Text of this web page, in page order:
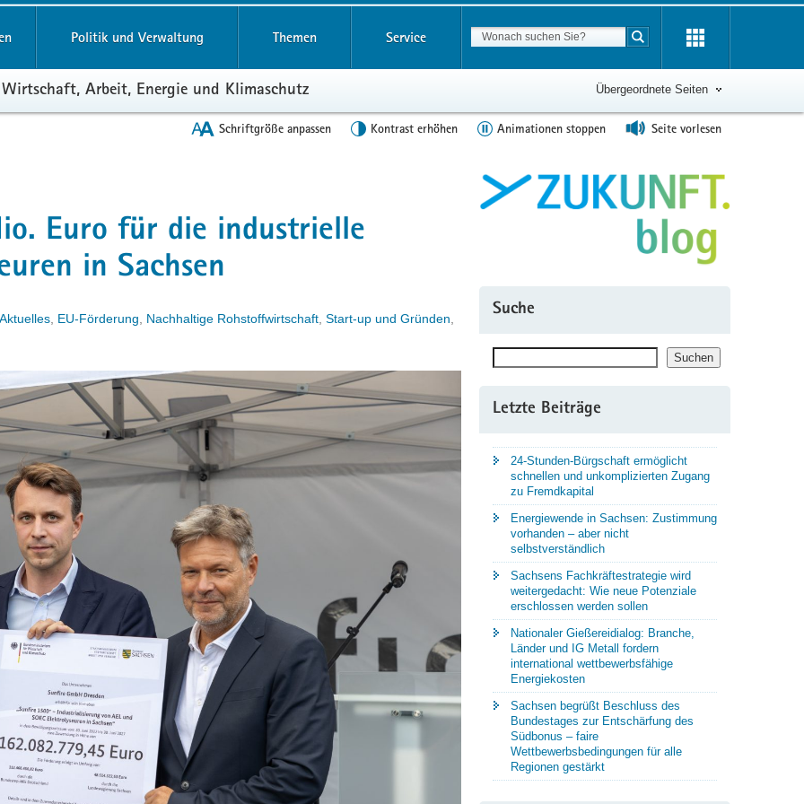
Politik und Verwaltung Themen Service Suchbegriff
Suche starten
Arbeit, Energie und Klimaschutz Übergeordnete Seiten
Schriftgröße anpassen Kontrast erhöhen Animationen stoppen Seite vorlesen
Euro für die industrielle
in Sachsen
Aktuelles EU-Förderung Nachhaltige Rohstoffwirtschaft Start-up und Gründen Suche
Suchen
Letzte Beiträge
24-Stunden-Bürgschaft ermöglicht
schnellen und unkomplizierten Zugang
zu Fremdkapital
Energiewende in Sachsen: Zustimmung
vorhanden – aber nicht
selbstverständlich
Sachsens Fachkräftestrategie wird
weitergedacht: Wie neue Potenziale
erschlossen werden sollen
Nationaler Gießereidialog: Branche,
Länder und IG Metall fordern
international wettbewerbsfähige
Energiekosten
Sachsen begrüßt Beschluss des
Bundestages zur Entschärfung des
Südbonus – faire
Wettbewerbsbedingungen für alle
Regionen gestärkt